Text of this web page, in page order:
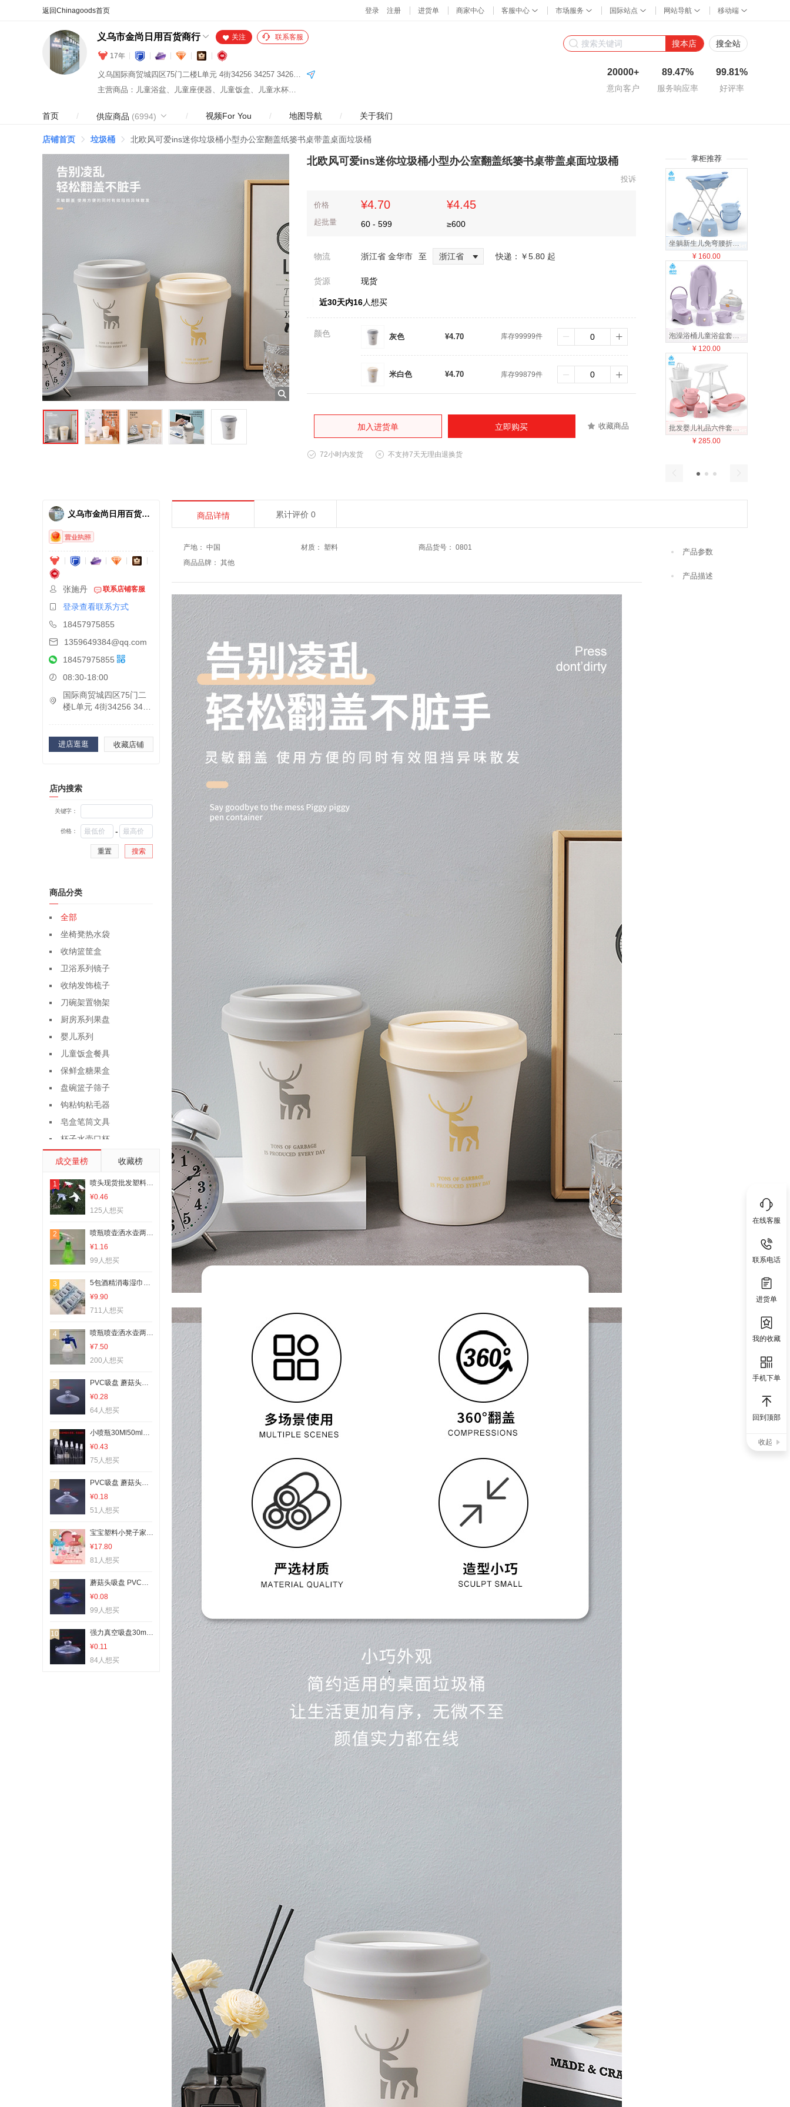
义乌市金尚日用百货商行
17年
关注 联系客服
义乌国际商贸城四区75门二楼L单元 4街34256 34257 34268 34258 34263
主营商品：儿童浴盆、儿童座便器、儿童饭盒、儿童水杯、PET收纳、PET盘、PET储物罐、PET收纳系列、刷子系列、卫浴套装、调味盒、刨刀、量杯、扫把、马桶刷、太空杯运动水壶、不锈钢钢饭盒、保鲜盒、置物架、碗架
搜本店 搜全站
20000+
意向客户
89.47%
服务响应率
99.81%
好评率
首页 / 供应商品 (6994) / 视频For You / 地图导航 / 关于我们
店铺首页 垃圾桶 北欧风可爱ins迷你垃圾桶小型办公室翻盖纸篓书桌带盖桌面垃圾桶
北欧风可爱ins迷你垃圾桶小型办公室翻盖纸篓书桌带盖桌面垃圾桶
投诉
价格
起批量
¥4.70
60 - 599
¥4.45
≥600
物流 浙江省 金华市 至 浙江省 快递： ￥5.80 起
货源 现货
近30天内16人想买
颜色 灰色 ¥4.70 库存99999件
米白色 ¥4.70 库存99879件
加入进货单 立即购买 收藏商品
72小时内发货 不支持7天无理由退换货
掌柜推荐
坐躺新生儿免弯腰折叠椅子浴盆套装洗澡盆宝宝洗浴6件套幼儿
¥ 160.00
泡澡浴桶儿童浴盆套装新生儿沐浴洗澡婴儿宝宝洗澡盆塑料脸盆跨境
¥ 120.00
批发婴儿礼品六件套新生儿大号浴盆尿布台宝宝坐便器收纳篮套装新
¥ 285.00
义乌市金尚日用百货商行
张施丹 联系店铺客服
登录查看联系方式
18457975855
1359649384@qq.com
18457975855
08:30-18:00
国际商贸城四区75门二
楼L单元 4街34256 3425
进店逛逛 收藏店铺
店内搜索
关键字：
价格： -
重置 搜索
商品分类
全部
坐椅凳热水袋
收纳篮筐盒
卫浴系列镜子
收纳发饰梳子
刀碗架置物架
厨房系列果盘
婴儿系列
儿童饭盒餐具
保鲜盒糖果盒
盘碗篮子筛子
钩粘钩粘毛器
皂盒笔筒文具
杯子水壶口杯
脸盆水桶水勺
调味盒/筷笼
鞋架衣架夹子
刷子铲子绳子
玻璃刮马桶刷
冰桶冰膜防尘
米桶/鸡蛋盒
量杯漏斗吸盘
花盆花瓶喷瓶
烘焙系列宠物
苍蝇拍按摩器
手套湿巾抹布
储物罐针线盒
成交量榜 收藏榜
1
喷头现货批发塑料简易喷雾头喷水壶饮料喷嘴洒水壶头红茶浇花头现货
¥0.46
125人想买
2
喷瓶喷壶洒水壶两用塑料手压式洒水壶喷壶，款式多，欢迎选购！
¥1.16
99人想买
3
5包酒精消毒湿巾10抽英文版 灭菌消毒湿巾一次性便携式湿纸巾批发拍下一份5包包邮
¥9.90
711人想买
4
喷瓶喷壶洒水壶两用手压式塑料喷水壶0.8L
¥7.50
200人想买
5
PVC吸盘 蘑菇头吸盘60mm 玻璃吸盘 日用品挂钩配件
¥0.28
64人想买
6
小喷瓶30Ml50ml75ml100ml喷瓶乳液瓶 精油瓶喷头喷瓶按压喷瓶翻盖喷瓶
¥0.43
75人想买
7
PVC吸盘 蘑菇头吸盘53mm 玻璃吸盘 日用品挂钩配件
¥0.18
51人想买
8
宝宝塑料小凳子家用卡通圆凳加厚可爱儿童甜甜圈儿童椅靠背椅
¥17.80
81人想买
9
蘑菇头吸盘 PVC透明玻璃吸盘 玩具配件
¥0.08
99人想买
10
强力真空吸盘30mm薄款两面吸透明pvc小吸盘茶几玻璃防滑垫片
¥0.11
84人想买
商品详情 累计评价 0
产地 ： 中国 材质 ： 塑料 商品货号 ： 0801
商品品牌 ： 其他
产品参数
产品描述
在线客服
联系电话
进货单
我的收藏
手机下单
回到顶部
收起